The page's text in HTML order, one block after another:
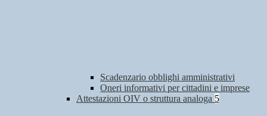
Scadenzario obblighi amministrativi
Oneri informativi per cittadini e imprese
Attestazioni OIV o struttura analoga 5